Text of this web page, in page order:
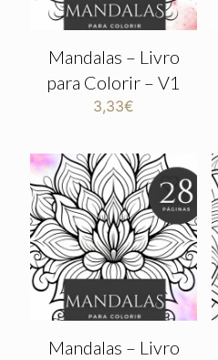
Mandalas – Livro
para Colorir – V1
3,33€
Mandalas – Livro